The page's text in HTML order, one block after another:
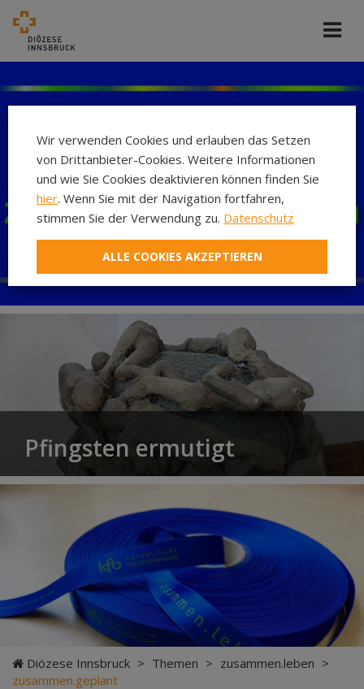
Pfingsten ermutigt
Diözese Innsbruck > Themen > zusammen.leben >
zusammen.geplant
Wir verwenden Cookies und erlauben das Setzen
von Drittanbieter-Cookies. Weitere Informationen
und wie Sie Cookies deaktivieren können finden Sie
hier. Wenn Sie mit der Navigation fortfahren,
stimmen Sie der Verwendung zu. Datenschutz
ALLE COOKIES AKZEPTIEREN